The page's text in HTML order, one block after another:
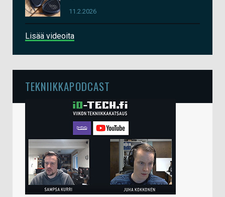
11.2.2026
Lisää videoita
TEKNIIKKAPODCAST